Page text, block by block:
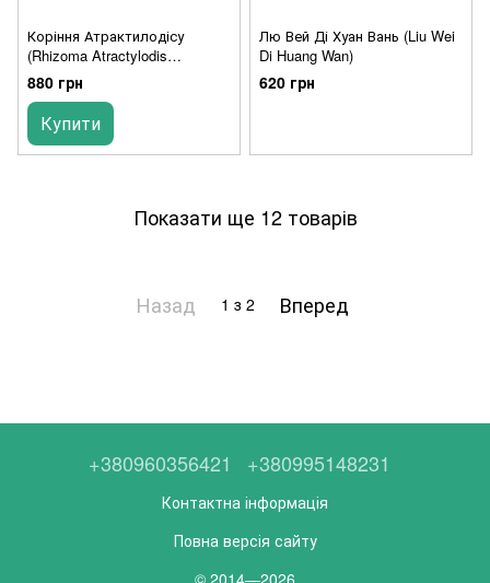
Коріння Атрактилодісу
(Rhizoma Atractylodis
Macrocephalae) Bai Zhu
880 грн
Купити
Лю Вей Ді Хуан Вань (Liu Wei
Di Huang Wan)
620 грн
Показати ще 12 товарів
Назад 1 з 2 Вперед
+380960356421 +380995148231
Контактна інформація
Повна версія сайту
© 2014—2026